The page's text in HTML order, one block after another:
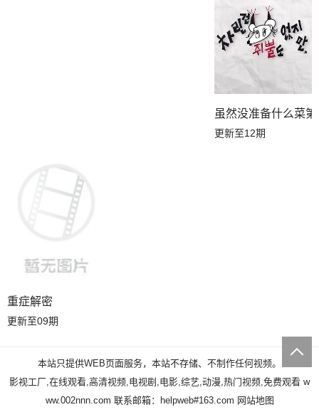
虽然没准备什么菜
更新至12期
重症解密
更新至09期
本站只提供WEB页面服务，本站不存储、不制作任何视频。
影视工厂,在线观看,高清视频,电视剧,电影,综艺,动漫,热门视频,免费观看 w
ww.002nnn.com 联系邮箱：helpweb#163.com 网站地图